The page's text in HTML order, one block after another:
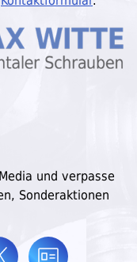
und verpasse
Sonderaktionen